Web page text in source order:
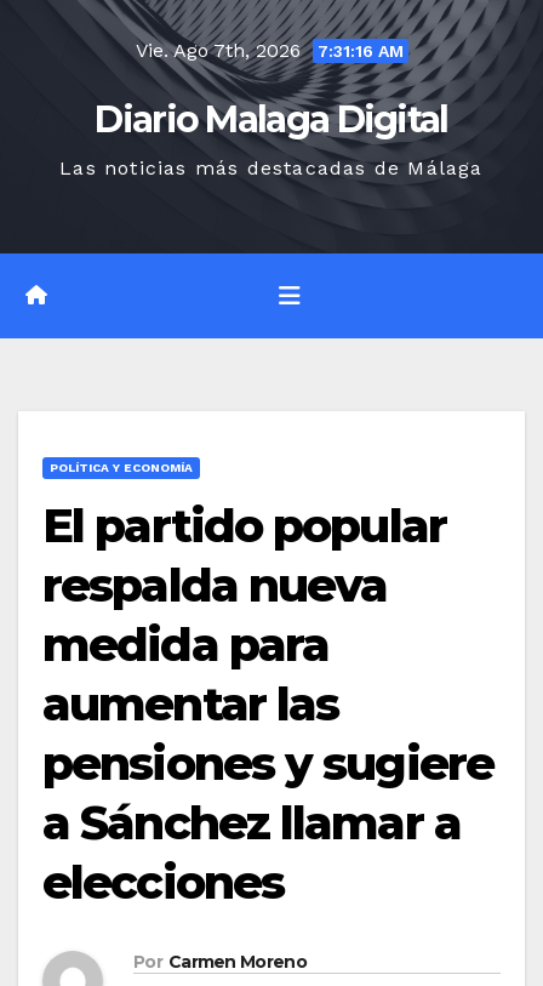
Vie. Ago 7th, 2026 7:31:17 AM
Diario Malaga Digital
Las noticias más destacadas de Málaga
POLÍTICA Y ECONOMÍA
El partido popular
respalda nueva
medida para
aumentar las
pensiones y sugiere
a Sánchez llamar a
elecciones
Por Carmen Moreno